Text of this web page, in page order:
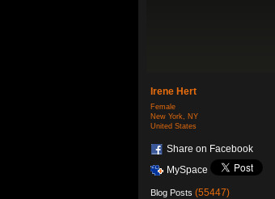
Irene Hert
Female
New York, NY
United States
Share on Facebook
MySpace
Blog Posts (55447)